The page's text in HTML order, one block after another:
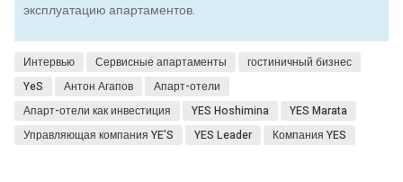
эксплуатацию апартаментов.
Интервью Сервисные апартаменты
гостиничный бизнес
YeS
Антон Агапов
Апарт-отели
Апарт-отели как инвестиция
YES Hoshimina
YES Marata
Управляющая компания YE’S
YES Leader Компания YES